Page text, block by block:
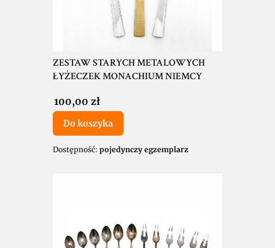
ZESTAW STARYCH METALOWYCH
ŁYŻECZEK MONACHIUM NIEMCY
Cena
100,00 zł
Do koszyka
Dostępność: pojedynczy egzemplarz